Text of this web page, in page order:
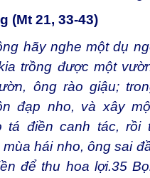
(Mt 21, 33-43)
hãy nghe một dụ
trồng được một
ông rào giậu;
đạp nho, và xây
tá điền canh tác, rồi
mùa hái nho, ông sai
để thu hoa lợi.35